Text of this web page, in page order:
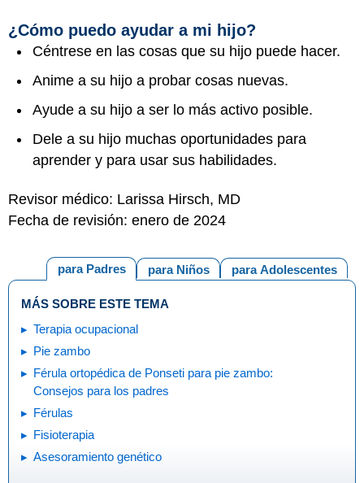
¿Cómo puedo ayudar a mi hijo?
Céntrese en las cosas que su hijo puede hacer.
Anime a su hijo a probar cosas nuevas.
Ayude a su hijo a ser lo más activo posible.
Dele a su hijo muchas oportunidades para
aprender y para usar sus habilidades.
Revisor médico: Larissa Hirsch, MD
Fecha de revisión: enero de 2024
para Adolescentes
para Niños
para Padres
MÁS SOBRE ESTE TEMA
Terapia ocupacional
Pie zambo
Férula ortopédica de Ponseti para pie zambo:
Consejos para los padres
Férulas
Fisioterapia
Asesoramiento genético